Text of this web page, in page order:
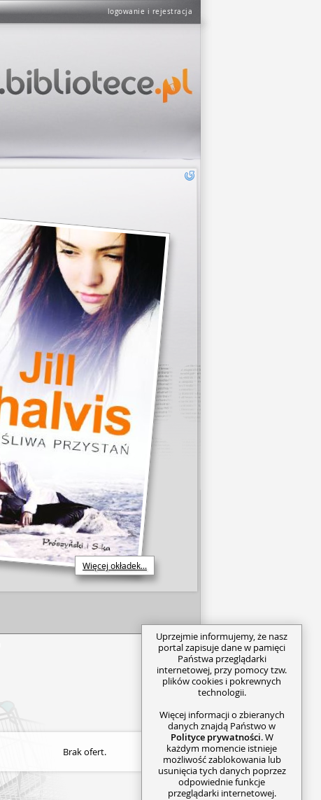
logowanie i rejestracja
Więcej okładek...
Brak ofert.
Uprzejmie informujemy, że nasz
portal zapisuje dane w pamięci
Państwa przeglądarki
internetowej, przy pomocy tzw.
plików cookies i pokrewnych
technologii.
Więcej informacji o zbieranych
danych znajdą Państwo w
Polityce prywatności. W
każdym momencie istnieje
możliwość zablokowania lub
usunięcia tych danych poprzez
odpowiednie funkcje
przeglądarki internetowej.